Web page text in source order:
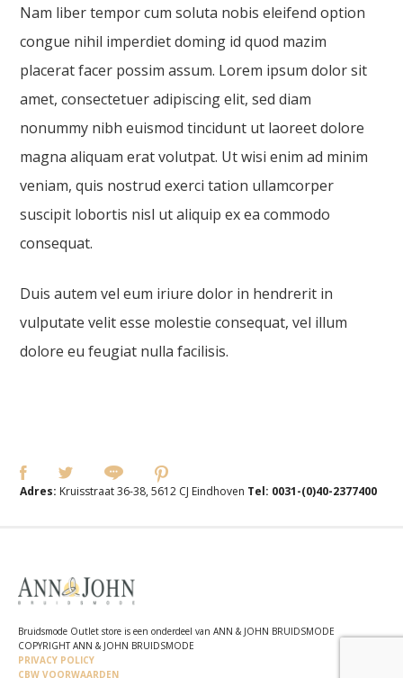
Nam liber tempor cum soluta nobis eleifend option
congue nihil imperdiet doming id quod mazim
placerat facer possim assum. Lorem ipsum dolor sit
amet, consectetuer adipiscing elit, sed diam
nonummy nibh euismod tincidunt ut laoreet dolore
magna aliquam erat volutpat. Ut wisi enim ad minim
veniam, quis nostrud exerci tation ullamcorper
suscipit lobortis nisl ut aliquip ex ea commodo
consequat.
Duis autem vel eum iriure dolor in hendrerit in
vulputate velit esse molestie consequat, vel illum
dolore eu feugiat nulla facilisis.
Adres: Kruisstraat 36-38, 5612 CJ Eindhoven Tel: 0031-(0)40-2377400
Bruidsmode Outlet store is een onderdeel van ANN & JOHN BRUIDSMODE
COPYRIGHT ANN & JOHN BRUIDSMODE
PRIVACY POLICY
CBW VOORWAARDEN